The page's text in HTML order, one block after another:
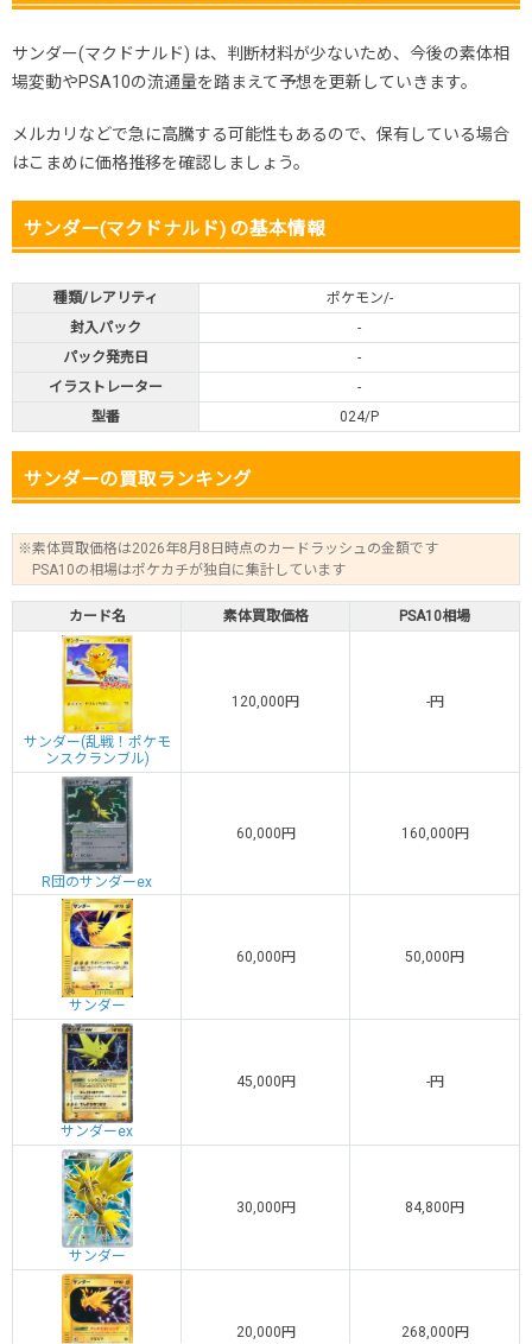
サンダー(マクドナルド) は、判断材料が少ないため、今後の素体相
場変動やPSA10の流通量を踏まえて予想を更新していきます。
メルカリなどで急に高騰する可能性もあるので、保有している場合
はこまめに価格推移を確認しましょう。
サンダー(マクドナルド) の基本情報
種類/レアリティ
ポケモン/-
封入パック
-
パック発売日
-
イラストレーター
-
型番
024/P
サンダーの買取ランキング
※素体買取価格は2026年8月8日時点のカードラッシュの金額です
PSA10の相場はポケカチが独自に集計しています
カード名 素体買取価格 PSA10相場
サンダー(乱戦！ポケモ
ンスクランブル)
120,000円 -円
R団のサンダーex
60,000円 160,000円
サンダー
60,000円 50,000円
サンダーex
45,000円 -円
サンダー
30,000円 84,800円
20,000円 268,000円